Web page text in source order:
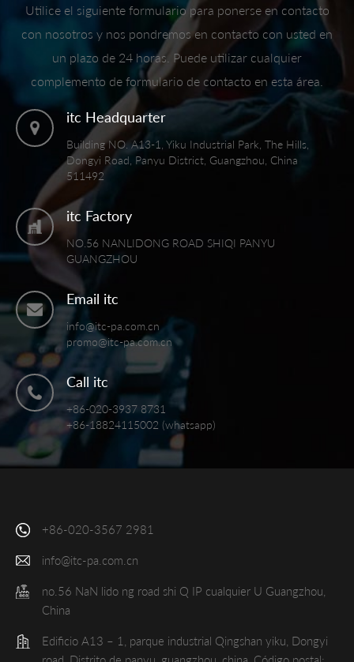
Utilice el siguiente formulario para ponerse en contacto
con nosotros y nos pondremos en contacto con usted en
un plazo de 24 horas. Puede utilizar cualquier
complemento de formulario de contacto en esta área.
itc Headquarter
Building NO. A13-1, Yiku Industrial Park, The Hills,
Dongyi Road, Panyu District, Guangzhou, China
511492
itc Factory
NO.56 NANLIDONG ROAD SHIQI PANYU
GUANGZHOU
Email itc
info@itc-pa.com.cn
promo@itc-pa.com.cn
Call itc
+86-020-3937 8731
+86-18824115002 (whatsapp)
+86-020-3567 2981
info@itc-pa.com.cn
no.56 NaN lido ng road shi Q IP cualquier U Guangzhou,
China
Edificio A13 – 1, parque industrial Qingshan yiku, Dongyi